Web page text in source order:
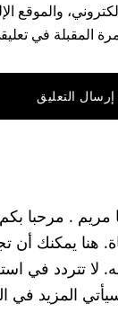
والموقع
المقبلة في
مريم . مرحبا
هنا يمكنك أن
لا تتردد في
المزيد في